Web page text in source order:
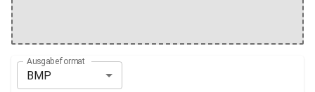
Ausgabeformat
BMP